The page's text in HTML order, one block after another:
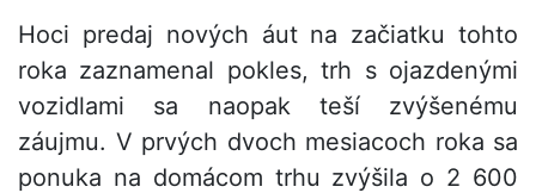
Hoci predaj nových áut na začiatku tohto
roka zaznamenal pokles, trh s ojazdenými
vozidlami sa naopak teší zvýšenému
záujmu. V prvých dvoch mesiacoch roka sa
ponuka na domácom trhu zvýšila o 2 600